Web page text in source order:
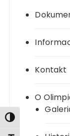
Toggle High
Kontakt
O